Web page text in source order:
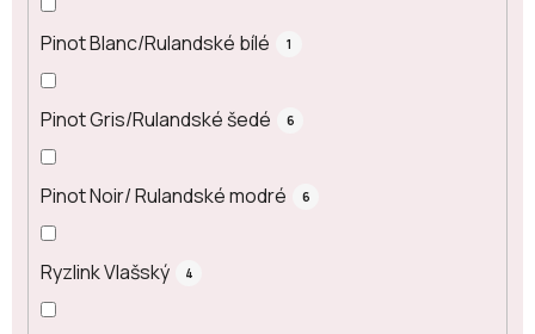
Pinot Blanc/Rulandské bílé 1
Pinot Gris/Rulandské šedé 6
Pinot Noir/ Rulandské modré 6
Ryzlink Vlašský 4